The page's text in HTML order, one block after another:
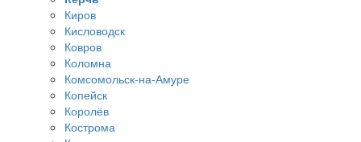
Киров
Кисловодск
Ковров
Коломна
Комсомольск-на-Амуре
Копейск
Королёв
Кострома